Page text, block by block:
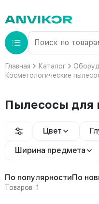
Главная Каталог
Косметологические
Пылесосы для
Цвет
Ширина предмета
По популярностиПо
Товаров: 1